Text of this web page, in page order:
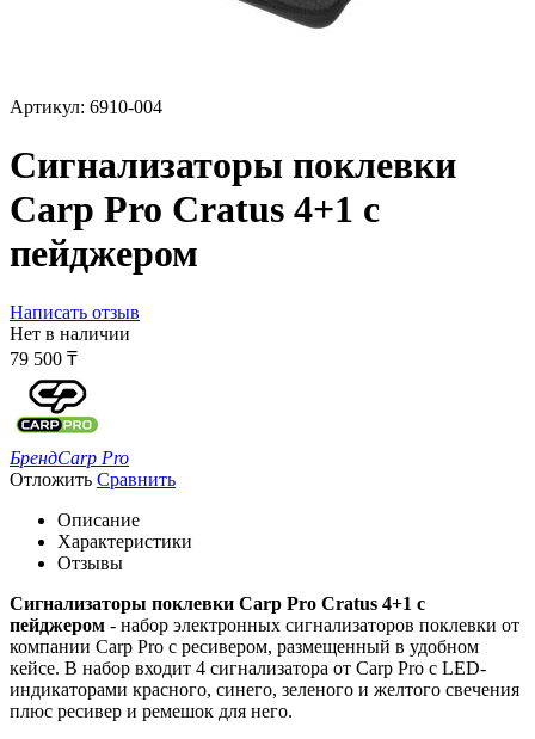
Артикул: 6910-004
Сигнализаторы поклевки
Carp Pro Cratus 4+1 с
пейджером
Написать отзыв
Нет в наличии
79 500 ₸
БрендCarp Pro
Отложить Сравнить
Описание
Характеристики
Отзывы
Сигнализаторы поклевки Carp Pro Cratus 4+1 с
пейджером - набор электронных сигнализаторов поклевки от
компании Carp Pro с ресивером, размещенный в удобном
кейсе. В набор входит 4 сигнализатора от Carp Pro с LED-
индикаторами красного, синего, зеленого и желтого свечения
плюс ресивер и ремешок для него.